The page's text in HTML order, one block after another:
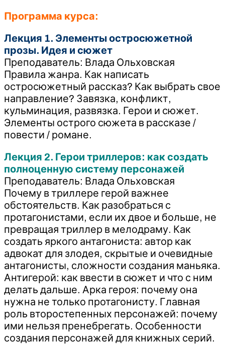
Программа курса:
Лекция 1. Элементы остросюжетной
прозы. Идея и сюжет
Преподаватель: Влада Ольховская
Правила жанра. Как написать
остросюжетный рассказ? Как выбрать свое
направление? Завязка, конфликт,
кульминация, развязка. Герои и сюжет.
Элементы острого сюжета в рассказе /
повести / романе.
Лекция 2. Герои триллеров: как создать
полноценную систему персонажей
Преподаватель: Влада Ольховская
Почему в триллере герой важнее
обстоятельств. Как разобраться с
протагонистами, если их двое и больше, не
превращая триллер в мелодраму. Как
создать яркого антагониста: автор как
адвокат для злодея, скрытые и очевидные
антагонисты, сложности создания маньяка.
Антигерой: как ввести в сюжет и что с ним
делать дальше. Арка героя: почему она
нужна не только протагонисту. Главная
роль второстепенных персонажей: почему
ими нельзя пренебрегать. Особенности
создания персонажей для книжных серий.